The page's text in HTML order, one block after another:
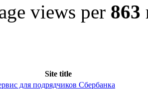
views per 863
Site title
для подрядчиков Сбербанка